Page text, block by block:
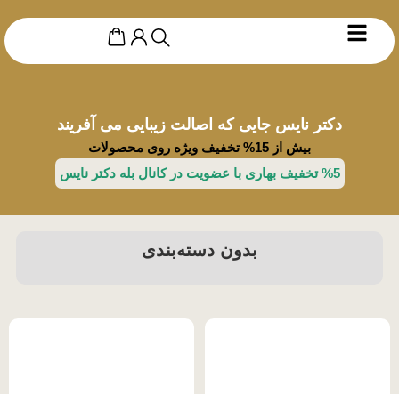
دکتر نایس جایی که اصالت زیبایی می آفریند
بیش از 15% تخفیف ویژه روی محصولات
%5 تخفیف بهاری با عضویت در کانال بله دکتر نایس
بدون دسته‌بندی